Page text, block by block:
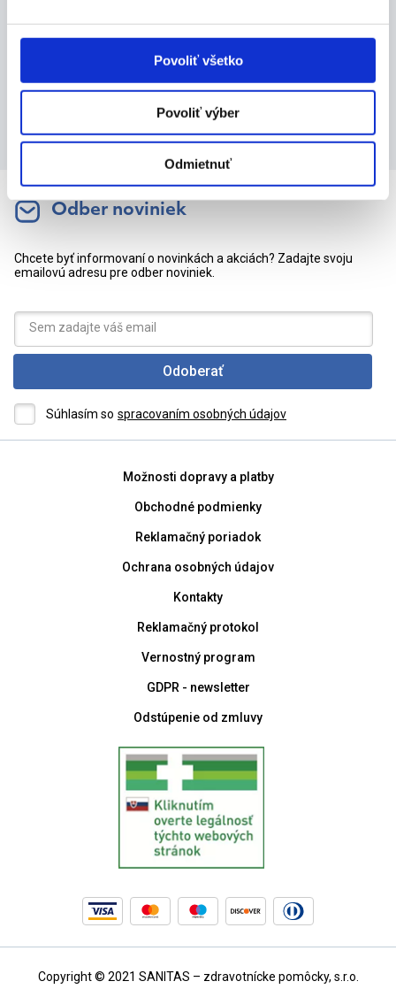
Povoliť všetko
Povoliť výber
Odmietnuť
Odber noviniek
Chcete byť informovaní o novinkách a akciách? Zadajte svoju
emailovú adresu pre odber noviniek.
Odoberať
Súhlasím so spracovaním osobných údajov
Možnosti dopravy a platby
Obchodné podmienky
Reklamačný poriadok
Ochrana osobných údajov
Kontakty
Reklamačný protokol
Vernostný program
GDPR - newsletter
Odstúpenie od zmluvy
Copyright © 2021 SANITAS – zdravotnícke pomôcky, s.r.o.